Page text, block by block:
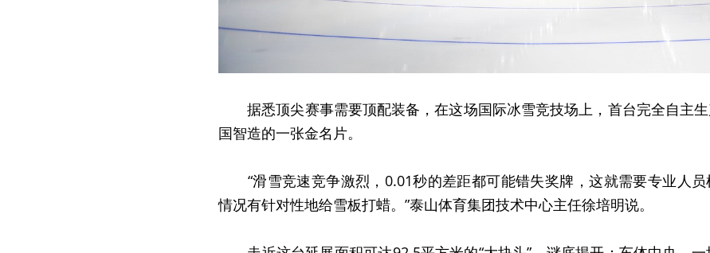
据悉顶尖赛事需要顶配装备，在这场国际冰雪竞技场上，首台完全自主生
国智造的一张金名片。
“滑雪竞速竞争激烈，0.01秒的差距都可能错失奖牌，这就需要专业人员
情况有针对性地给雪板打蜡。”泰山体育集团技术中心主任徐培明说。